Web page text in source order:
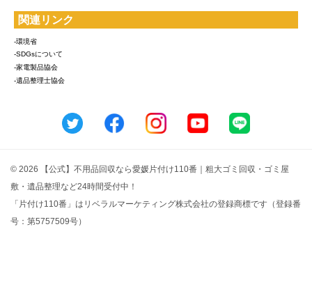
関連リンク
-環境省
-SDGsについて
-家電製品協会
-遺品整理士協会
© 2026 【公式】不用品回収なら愛媛片付け110番｜粗大ゴミ回収・ゴミ屋
敷・遺品整理など24時間受付中！
「片付け110番」はリベラルマーケティング株式会社の登録商標です（登録番
号：第5757509号）